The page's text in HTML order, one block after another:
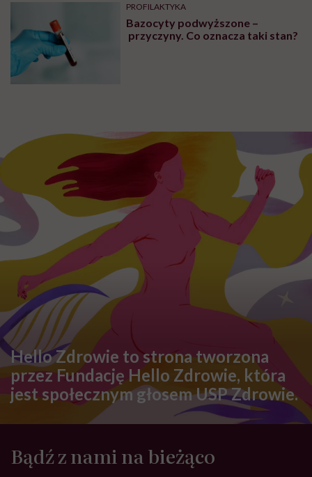
PROFILAKTYKA
Bazocyty podwyższone –
przyczyny. Co oznacza taki stan?
Hello Zdrowie to strona tworzona
przez Fundację Hello Zdrowie, która
jest społecznym głosem USP Zdrowie.
Bądź z nami na bieżąco